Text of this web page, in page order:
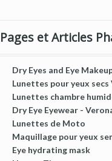
Pages et Articles
Dry Eyes and Eye
Lunettes pour yeux secs
Lunettes chambre
Dry Eye Eyewear -
Lunettes de Moto
Maquillage pour yeux
Eye hydrating mask